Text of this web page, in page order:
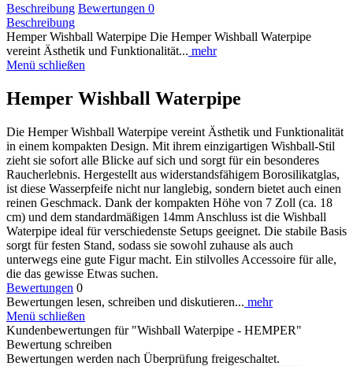
Beschreibung Bewertungen 0
Beschreibung
Hemper Wishball Waterpipe Die Hemper Wishball Waterpipe
vereint Ästhetik und Funktionalität... mehr
Menü schließen
Hemper Wishball Waterpipe
Die Hemper Wishball Waterpipe vereint Ästhetik und Funktionalität
in einem kompakten Design. Mit ihrem einzigartigen Wishball-Stil
zieht sie sofort alle Blicke auf sich und sorgt für ein besonderes
Raucherlebnis. Hergestellt aus widerstandsfähigem Borosilikatglas,
ist diese Wasserpfeife nicht nur langlebig, sondern bietet auch einen
reinen Geschmack. Dank der kompakten Höhe von 7 Zoll (ca. 18
cm) und dem standardmäßigen 14mm Anschluss ist die Wishball
Waterpipe ideal für verschiedenste Setups geeignet. Die stabile Basis
sorgt für festen Stand, sodass sie sowohl zuhause als auch
unterwegs eine gute Figur macht. Ein stilvolles Accessoire für alle,
die das gewisse Etwas suchen.
Bewertungen 0
Bewertungen lesen, schreiben und diskutieren... mehr
Menü schließen
Kundenbewertungen für "Wishball Waterpipe - HEMPER"
Bewertung schreiben
Bewertungen werden nach Überprüfung freigeschaltet.